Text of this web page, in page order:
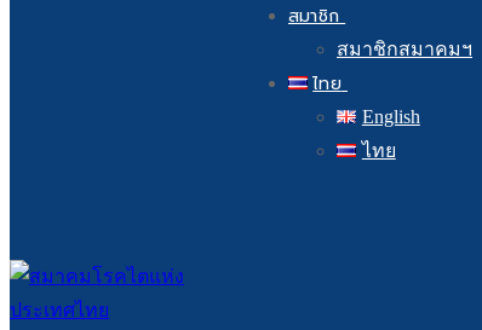
สมาชิก
สมาชิกสมาคมฯ
ไทย
English
ไทย